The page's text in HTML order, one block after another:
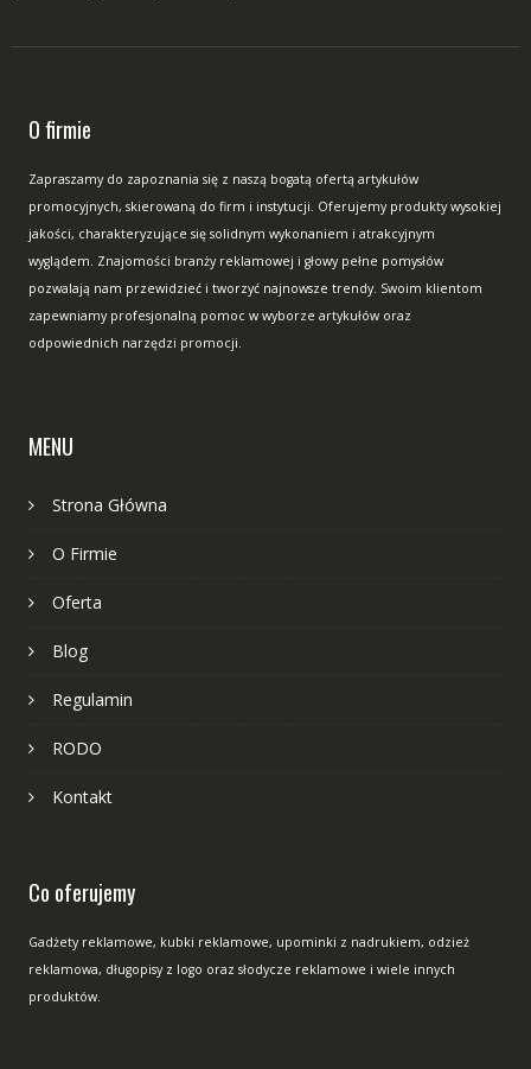
O firmie
Zapraszamy do zapoznania się z naszą bogatą ofertą artykułów
promocyjnych, skierowaną do firm i instytucji. Oferujemy produkty wysokiej
jakości, charakteryzujące się solidnym wykonaniem i atrakcyjnym
wyglądem. Znajomości branży reklamowej i głowy pełne pomysłów
pozwalają nam przewidzieć i tworzyć najnowsze trendy. Swoim klientom
zapewniamy profesjonalną pomoc w wyborze artykułów oraz
odpowiednich narzędzi promocji.
MENU
Strona Główna
O Firmie
Oferta
Blog
Regulamin
RODO
Kontakt
Co oferujemy
Gadżety reklamowe, kubki reklamowe, upominki z nadrukiem, odzież
reklamowa, długopisy z logo oraz słodycze reklamowe i wiele innych
produktów.